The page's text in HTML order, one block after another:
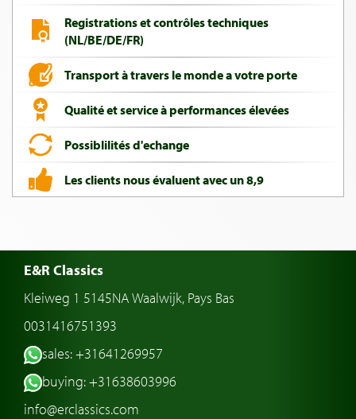
Registrations et contrôles techniques
(NL/BE/DE/FR)
Transport à travers le monde a votre porte
Qualité et service à performances élevées
Possiblilités d'echange
Les clients nous évaluent avec un 8,9
E&R Classics
Kleiweg 1 5145NA Waalwijk, Pays Bas
0031416751393
sales: +31641269957
buying: +31638603996
info@erclassics.com